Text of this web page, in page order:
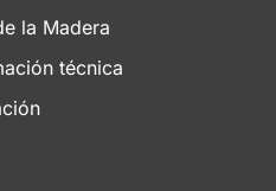
la Madera
técnica